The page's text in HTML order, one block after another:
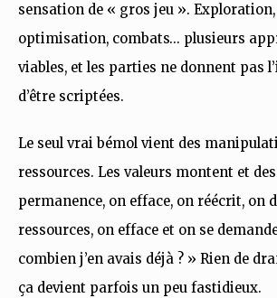
sensation de « gros jeu ».
optimisation, combats… plusieurs
viables, et les parties ne donnent pas
d’être scriptées.
Le seul vrai bémol vient des
ressources. Les valeurs montent et
permanence, on efface, on réécrit, on
ressources, on efface et on se
combien j’en avais déjà ? » Rien de
ça devient parfois un peu fastidieux.